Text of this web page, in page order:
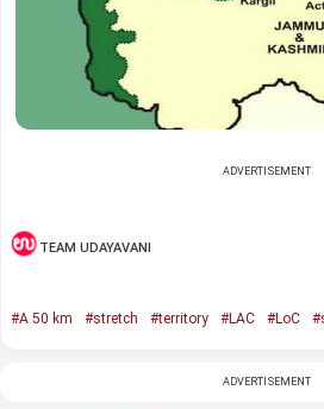
ADVERTISEMENT
TEAM UDAYAVANI
#A 50 km #stretch #territory #LAC #LoC
ADVERTISEMENT